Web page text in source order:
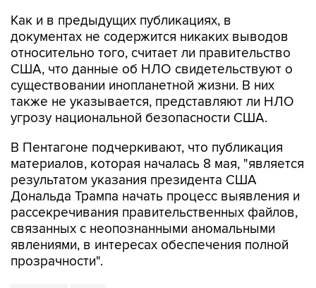
Как и в предыдущих публикациях, в
документах не содержится никаких выводов
относительно того, считает ли правительство
США, что данные об НЛО свидетельствуют о
существовании инопланетной жизни. В них
также не указывается, представляют ли НЛО
угрозу национальной безопасности США.
В Пентагоне подчеркивают, что публикация
материалов, которая началась 8 мая, "является
результатом указания президента США
Дональда Трампа начать процесс выявления и
рассекречивания правительственных файлов,
связанных с неопознанными аномальными
явлениями, в интересах обеспечения полной
прозрачности".